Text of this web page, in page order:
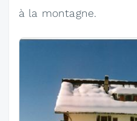
à la montagne.